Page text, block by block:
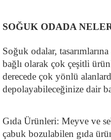
SOĞUK ODADA
Soğuk odalar,
bağlı olarak çok çeşitli
derecede çok yönlü
depolayabileceğinize dair
Gıda Ürünleri: Meyve ve
çabuk bozulabilen gıda